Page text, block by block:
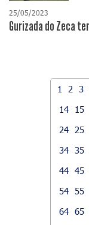
25/05/2023
Gurizada do Zeca
1 2 3
14
15
24
25
34 35
44 45
54 55
64 65